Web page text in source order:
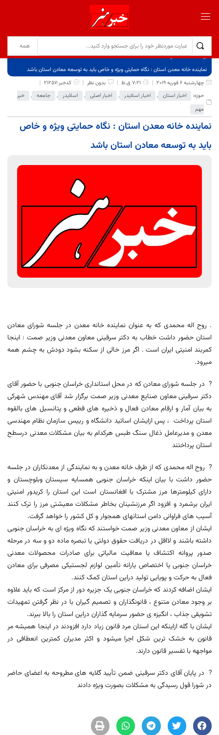
برگ نخست
نوشته‌ها
نماینده خانه معدن استان : نگاه حمایتی ویژه و خاص باید به توسعه معادن استان باشد
چهارشنبه 6 فوریه 2019
7:21 ق.ظ بدون نظر
کدخبر:21257
حوزه:
اخبار استان , اخبار اسلایدر , اخبار اصلی , اسلایدر , جامعه ,
خبر
مهم
نماینده خانه معدن استان : نگاه حمایتی ویژه و خاص
باید به توسعه معادن استان باشد
. روح اله محمدی که به عنوان نماینده خانه معدن در جلسه شورای معادن
استان حضور داشت خطاب به دکتر سرقینی معاون معدنی وزیر صمت : اینجا
کمربند امنیتی ایران است . اگر مرز خالی از سکنه بشود دودش به چشم همه
میرود.
? در جلسه شورای معادن که در محل استانداری خراسان جنوبی با حضور آقای
دکتر سرقینی معاون صنایع معدنی وزیر صمت برگزار شد آقای مهندس شهرکی
به بیان آمار و ارقام معادن فعال و ذخیره های قطعی و پتانسیل های بالقوه
استان پرداخت ، پس ازایشان اساتید دانشگاه و رییس سازمان نظام مهندسی
معدن و مدیرعامل ذغال سنگ طبس هرکدام به بیان مشکلات معدنی درسطح
استان پرداختند
? روح اله محمدی که از طرف خانه معدن و به نمایندگی از معدنکاران در جلسه
حضور داشت با بیان اینکه خراسان جنوبی همسایه سیستان وبلوچستان و
دارای کیلومترها مرز مشترک با افغانستان است این استان را کریدور امنیتی
ایران برشمرد و افزود اگر مرزنشینان بخاطر مشکلات معیشتی مرز را ترک کنند
آسیب های فراوانی دامن استانهای همجوار و کل کشور را خواهد گرفت.
ایشان از معاون معدنی وزیر صمت خواستند که نگاه ویژه ای به خراسان جنوبی
داشته باشند و لااقل در دریافت حقوق دولتی یا تبصره ماده دو و سه در مرحله
صدور پروانه اکتشاف یا معافیت مالیاتی برای صادرات محصولات معدنی
خراسان جنوبی یا اختصاص یارانه تأمین لوازم لجستیکی مصرفی برای معادن
فعال به حرکت و پویایی تولید دراین استان کمک کنند.
ایشان اضافه کردند که خراسان جنوبی یک جزیره دور از مرکز است که باید علاوه
بر وجود معادن متنوع ، قانونگذاران و تصمیم گیران با در نظر گرفتن تمهیدات
تشویقی جذاب ، انگیزه ی حضور سرمایه گذاران دراین استان را بالا ببرند.
ایشان با گله ازاینکه این استان مرد قانون زیاد دارد افزودند در اینجا همیشه مر
قانون به خشک ترین شکل اجرا میشود و اکثر مدیران کمترین انعطافی در
مواجهه با تفسیر قانون دارند.
? در پایان آقای دکتر سرقینی ضمن تأیید گلایه های مطروحه به اعضای حاضر
در شورا قول رسیدگی به مشکلات بصورت ویژه دادند